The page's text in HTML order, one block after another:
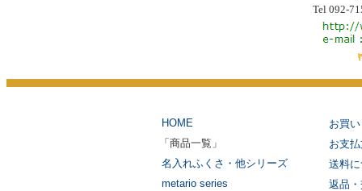
Tel 092-
HOME
お買
「商品一覧」
お支
名入れふくさ・他シリーズ
送料
metario series
返品